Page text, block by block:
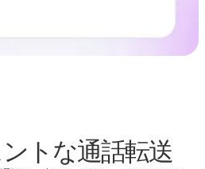
トな通話転送